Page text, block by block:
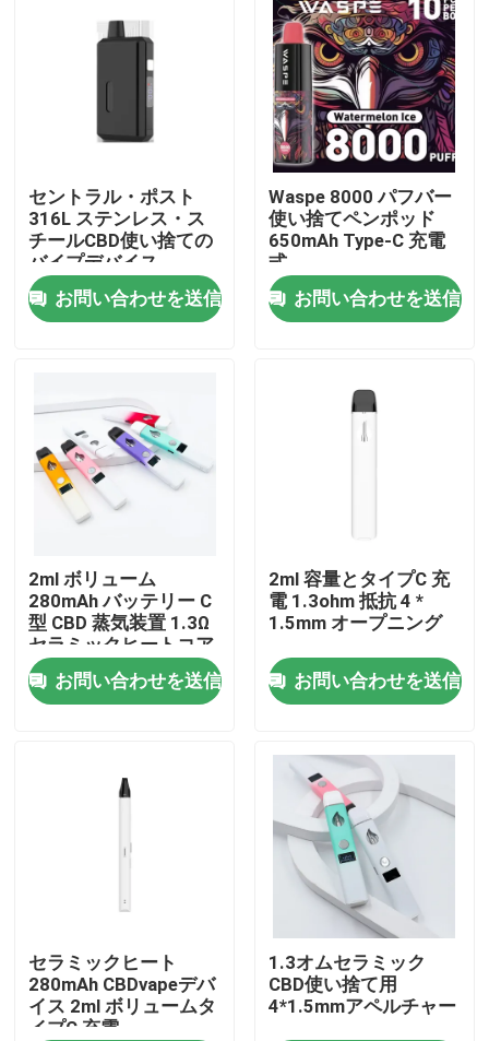
家
プロダクト
私達について
工場旅行
Vapeの使い捨て可能なペン
CBD使い捨て可能なVapeの装置
セントラル・ポスト
316L ステンレス・ス
チールCBD使い捨ての
バイプデバイス
550mAh バッテリーと
C型充電
お問い合わせを送信
Waspe 8000 パフバー
使い捨てペンポッド
650mAh Type-C 充電
式
お問い合わせを送信
2ml ボリューム
280mAh バッテリー C
型 CBD 蒸気装置 1.3Ω
セラミックヒートコア
技術
お問い合わせを送信
2ml 容量とタイプC 充
電 1.3ohm 抵抗 4 *
1.5mm オープニング
お問い合わせを送信
セラミックヒート
280mAh CBDvapeデバ
イス 2ml ボリュームタ
イプC 充電
1.3オムセラミック
CBD使い捨て用
4*1.5mmアペルチャー